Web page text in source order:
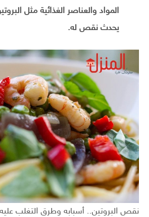
المواد والعناصر الغذائية مثل
يحدث نقص له.
نقص البروتين.. أسبابه وطرق التغلب عليه